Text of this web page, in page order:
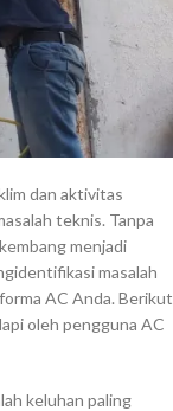
dan aktivitas
teknis. Tanpa
menjadi
masalah
AC Anda. Berikut
oleh pengguna AC
keluhan paling